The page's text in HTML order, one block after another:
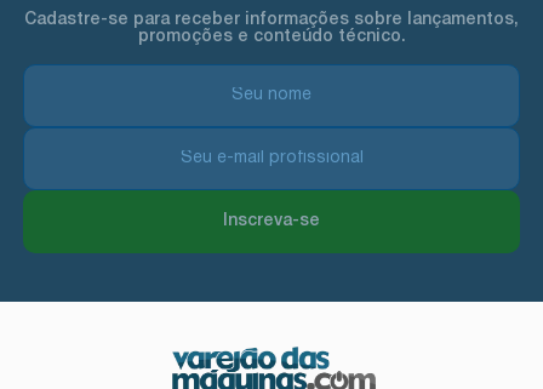
Cadastre-se para receber informações sobre lançamentos,
promoções e conteúdo técnico.
Inscreva-se